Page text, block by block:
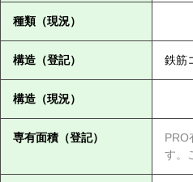
種類（現況）
構造（登記） 鉄筋
構造（現況）
専有面積（登記）
PRO
す。